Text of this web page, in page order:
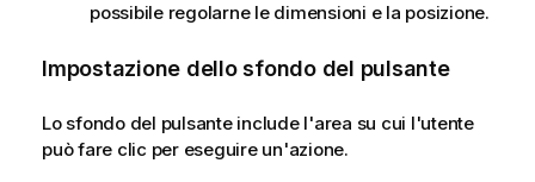
possibile regolarne le dimensioni e la posizione.
Impostazione dello sfondo del pulsante
Lo sfondo del pulsante include l'area su cui l'utente
può fare clic per eseguire un'azione.